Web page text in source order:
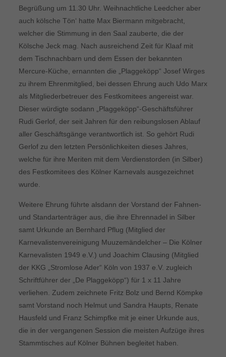
Begrüßung um 11.30 Uhr. Weihnachtliche Leedcher aber
auch kölsche Tön‘ hatte Max Biermann mitgebracht,
welcher die Stimmung in den Saal zauberte, die der
Kölsche Jeck mag. Nach ausreichend Zeit für Klaaf mit
dem Tischnachbarn und dem Essen der bekannten
Mercure-Küche, ernannten die „Plaggeköpp“ Josef Wirges
zu ihrem Ehrenmitglied, bei dessen Ehrung auch Udo Marx
als Mitgliederbetreuer des Festkomitees angereist war.
Dieser würdigte sodann „Plaggeköpp“-Geschäftsführer
Rudi Gerlof, der seit Jahren für den reibungslosen Ablauf
aller Geschäftsgänge verantwortlich ist. So gehört Rudi
Gerlof zu den letzten Persönlichkeiten dieses Jahres,
welche für ihre Meriten mit dem Verdienstorden (in Silber)
des Festkomitees des Kölner Karnevals ausgezeichnet
wurde.
Weitere Ehrung führte alsdann der Vorstand der Fahnen-
und Standartenträger aus, die ihre Ehrennadel in Silber
samt Urkunde an Bernhard Pflug (Mitglied der
Karnevalistenvereinigung Muuzemändelcher – Die Kölner
Karnevalisten 1949 e.V.) und Joachim Clausing (Mitglied
der KKG „Stromlose Ader“ Köln von 1937 e.V. zugleich
Schriftführer der „De Plaggeköpp“) für 1 x 11 Jahre
verliehen. Zudem zeichnete Fritz Bolz und Bernd Kömpke
samt Vorstand noch Helmut und Sandra Haupts, Renate
Hausfeld und Franz Schimpfke mit je einer Urkunde aus,
die in der vergangenen Session die meisten Aufzüge ihres
Stammtisches auf Kölner Bühnen begleitet haben.